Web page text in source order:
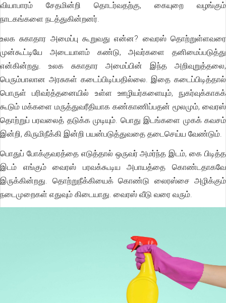
வியாபாரம் சேதமின்றி தொடர்வதற்கு, கையுறை வழங்கும்
நாடகங்களை நடத்துகின்றனர்.
உலக சுகாதார அமைப்பு கூறுவது என்ன? வைரஸ் தொற்றுள்ளவரை
முன்கூட்டியே அடையாளம் கண்டு, அவர்களை தனிமைப்படுத்து
என்கின்றது. உலக சுகாதார அமைப்பின் இந்த அறிவுறுத்தலை,
பெரும்பாலான அரசுகள் கடைப்பிடிப்பதில்லை. இதை கடைப்பிடித்தால்
பொருள் பரிவர்த்தனையில் உள்ள ஊழியர்களையும், நுகர்வுக்காகக்
கூடும் மக்களை மருத்துவரீதியாக கண்காணிப்பதன் மூலமும், வைரஸ்
தொற்றுப் பரவலைத் தடுக்க முடியும். பொது இடங்களை முகக் கவசம்
இன்றி, கிருமிநீக்கி இன்றி பயன்படுத்துவதை தடைசெய்ய வேண்டும்.
பொதுப் போக்குவரத்தை எடுத்தால் ஒருவர் அமர்ந்த இடம், கை பிடித்த
இடம் எங்கும் வைரஸ் பரவக்கூடிய அபாயத்தை கொண்டதாகவே
இருக்கின்றது. தொற்றுநீக்கியைக் கொண்டு லைரஸ்சை அழிக்கும்
நடைமுறைகள் எதுவும் கிடையாது. வைரஸ் வீடு வரை வரும்.